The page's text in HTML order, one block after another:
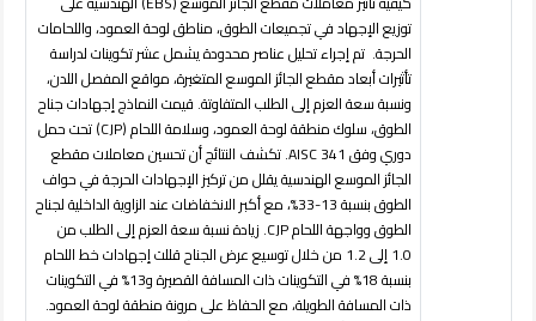
توزيع الإجهاد في تجميعات الطوق، مناطق لوحة العمود، واللحامات
الحرجة. تم إجراء تحليل عناصر محدودة يشمل عشر تكوينات لدراسة
تأثيرات أبعاد مقطع الجائز الموسع المتغيرة، مواقع المفصل اللدن،
ونسبة سعة العزم إلى الطلب المتفاوتة. قيمت النماذج إجهادات جناح
الطوق، سلوك منطقة لوحة العمود، وسلامة اللحام (CJP) تحت حمل
دوري وفق AISC 341. تكشف النتائج أن تحسين معاملات مقطع
الجائز الموسع الهندسية يقلل من تركيز الإجهادات الحرجة في حواف
الطوق بنسبة 13-33%، مع أكبر الانخفاضات عند الزاوية الداخلية لجناح
الطوق وواجهة اللحامCJP. زيادة نسبة سعة العزم إلى الطلب من
1.0 إلى 1.2 من خلال توسيع عرض الجناح قللت إجهادات خط اللحام
بنسبة 18% في التكوينات ذات المسافة القصيرة و13% في التكوينات
ذات المسافة الطويلة، مع الحفاظ على مرونة منطقة لوحة العمود.